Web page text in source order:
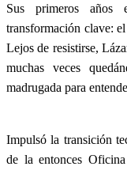
Sus primeros
transformación clave:
Lejos de resistirse,
muchas veces
madrugada para
Impulsó la transición
de la entonces